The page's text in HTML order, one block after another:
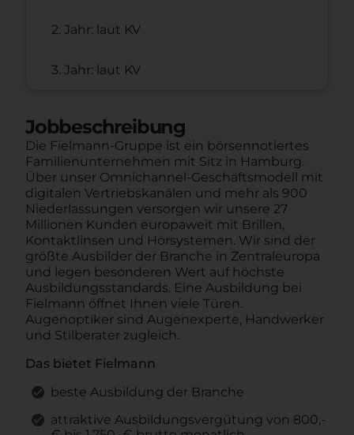
2. Jahr: laut KV
3. Jahr: laut KV
Jobbeschreibung
Die Fielmann-Gruppe ist ein börsennotiertes
Familienunternehmen mit Sitz in Hamburg.
Über unser Omnichannel-Geschäftsmodell mit
digitalen Vertriebskanälen und mehr als 900
Niederlassungen versorgen wir unsere 27
Millionen Kunden europaweit mit Brillen,
Kontaktlinsen und Hörsystemen. Wir sind der
größte Ausbilder der Branche in Zentraleuropa
und legen besonderen Wert auf höchste
Ausbildungsstandards. Eine Ausbildung bei
Fielmann öffnet Ihnen viele Türen.
Augenoptiker sind Augenexperte, Handwerker
und Stilberater zugleich.
Das bietet Fielmann
beste Ausbildung der Branche
attraktive Ausbildungsvergütung von 800,-